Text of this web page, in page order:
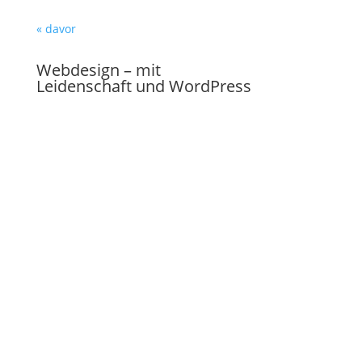
« davor
Webdesign – mit
Leidenschaft und WordPress